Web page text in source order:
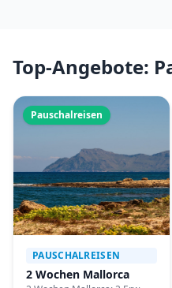
Top-Angebote:
Pauschalreisen
PAUSCHALREISEN
2 Wochen Mallorca